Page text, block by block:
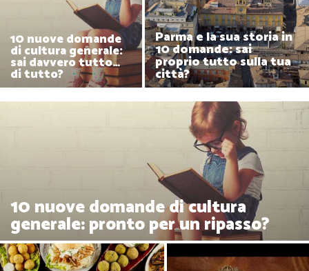
10 nuove domande
di cultura generale:
sai davvero tutto…
di tutto?
Parma e la sua storia in
10 domande: sai
proprio tutto sulla tua
città?
10 nuove domande di cultura
generale: pronto per un ripasso?